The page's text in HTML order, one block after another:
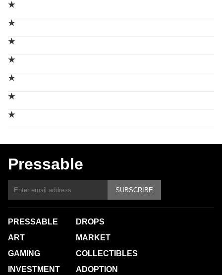
★
★
★
★
★
★
★
Pressable
SUBSCRIBE
PRESSABLE
ART
GAMING
INVESTMENT
DROPS
MARKET
COLLECTIBLES
ADOPTION